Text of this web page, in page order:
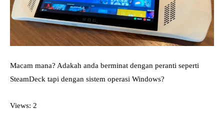
Macam mana? Adakah anda berminat dengan peranti seperti
SteamDeck tapi dengan sistem operasi Windows?
Views: 2